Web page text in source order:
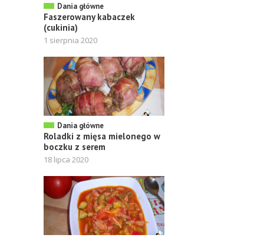
Dania główne
Faszerowany kabaczek
(cukinia)
1 sierpnia 2020
Dania główne
Roladki z mięsa mielonego w
boczku z serem
18 lipca 2020